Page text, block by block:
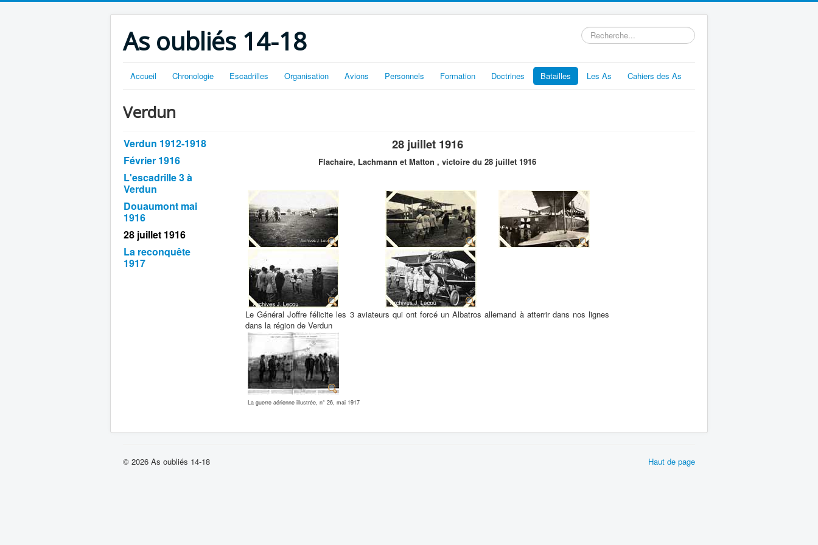
As oubliés 14-18 Rechercher
Accueil Chronologie Escadrilles Organisation Avions Personnels Formation Doctrines Batailles Les As Cahiers des As
Verdun
Verdun 1912-1918
Février 1916
L'escadrille 3 à
Verdun
Douaumont mai
1916
28 juillet 1916
La reconquête
1917
28 juillet 1916
Flachaire, Lachmann et Matton , victoire du 28 juillet 1916
Le Général Joffre félicite les 3 aviateurs qui ont forcé un Albatros allemand à atterrir dans nos lignes
dans la région de Verdun
La guerre aérienne illustrée, n° 26, mai 1917
Haut de page
© 2026 As oubliés 14-18